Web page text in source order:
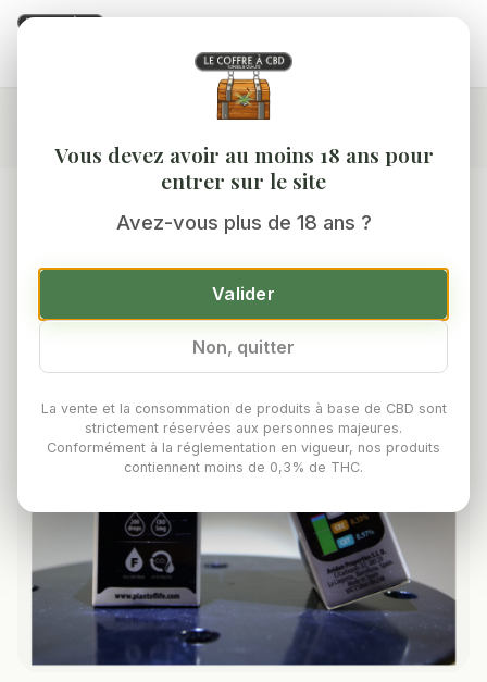
Vous devez avoir au moins 18 ans pour
entrer sur le site
Avez-vous plus de 18 ans ?
Valider
Non, quitter
La vente et la consommation de produits à base de CBD sont
strictement réservées aux personnes majeures.
Conformément à la réglementation en vigueur, nos produits
contiennent moins de 0,3% de THC.
Cosmétiques & Baumes